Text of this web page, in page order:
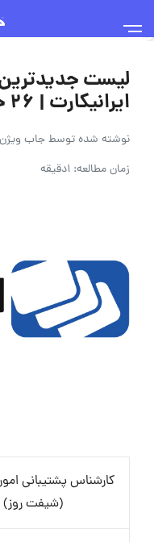
لیست
ایرانیکارت | ۲۶ خرداد ۱۴۰۵
نوشته شده توسطجاب ویژن
زمان مطالعه: 1دقیقه
کارشناس پشتیبانی
(شیفت روز)